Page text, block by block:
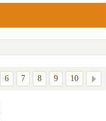
6 7 8 9 10